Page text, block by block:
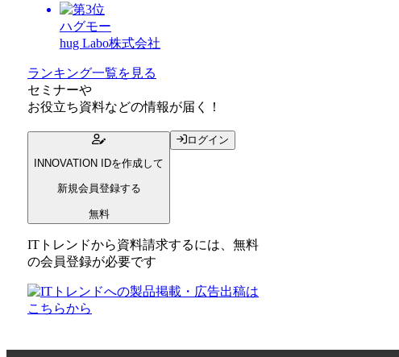
ハグモー
hug Labo株式会社
ランキング一覧を見る
セミナーや
お役立ち資料などの情報が届く！
INNOVATION IDを作成して
新規会員登録する
無料
ログイン
ITトレンドから資料請求するには、無料
の会員登録が必要です